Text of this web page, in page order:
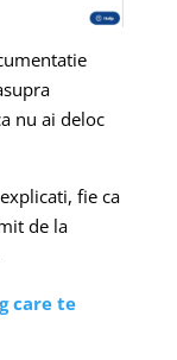
nu ai deloc
fie ca
de la
care te